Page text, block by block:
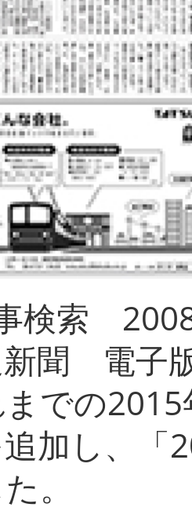
検索
聞 電子
での
追加し、「
し